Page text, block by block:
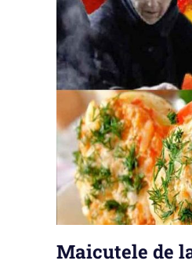
Maicutele de